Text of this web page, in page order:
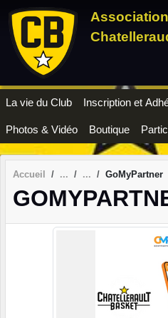
La vie du Club Inscription et
Photos & Vidéo Boutique
Accueil GoMyPartner
Panneau de gestion des cookies